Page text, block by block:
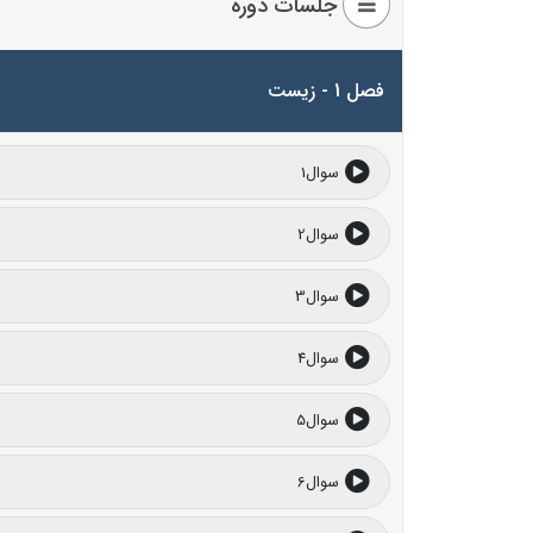
فصل 1 - زیست
سوال1
سوال2
سوال3
سوال4
سوال5
سوال6